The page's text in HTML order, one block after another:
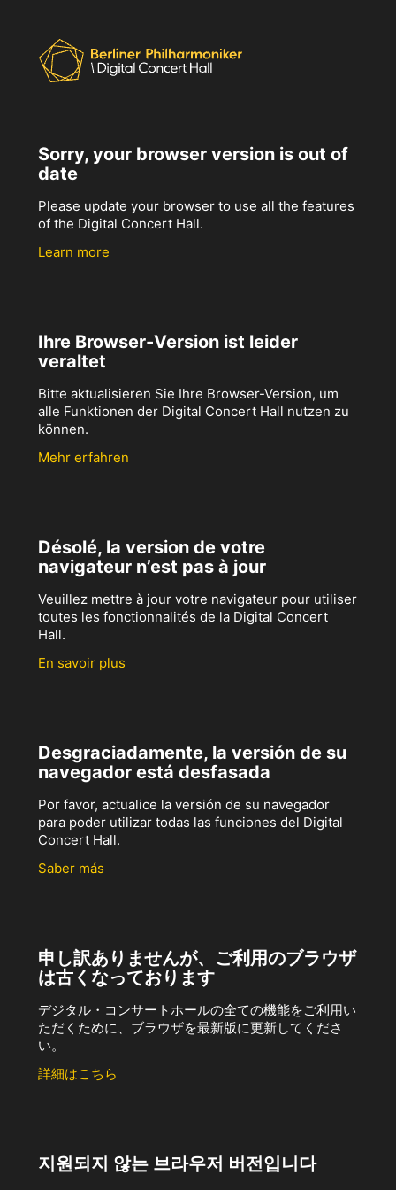
Sorry, your browser version is out of
date
Please update your browser to use all the features
of the Digital Concert Hall.
Learn more
Ihre Browser-Version ist leider
veraltet
Bitte aktualisieren Sie Ihre Browser-Version, um
alle Funktionen der Digital Concert Hall nutzen zu
können.
Mehr erfahren
Désolé, la version de votre
navigateur n’est pas à jour
Veuillez mettre à jour votre navigateur pour utiliser
toutes les fonctionnalités de la Digital Concert
Hall.
En savoir plus
Desgraciadamente, la versión de su
navegador está desfasada
Por favor, actualice la versión de su navegador
para poder utilizar todas las funciones del Digital
Concert Hall.
Saber más
申し訳ありませんが、ご利用のブラウザ
は古くなっております
デジタル・コンサートホールの全ての機能をご利用い
ただくために、ブラウザを最新版に更新してくださ
い。
詳細はこちら
지원되지 않는 브라우저 버전입니다